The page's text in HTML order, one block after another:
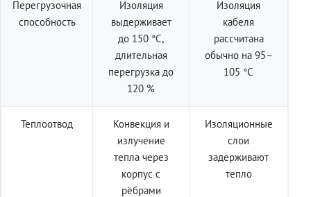
Перегрузочная
способность
Изоляция
выдерживает
до 150 °C,
длительная
перегрузка до
120 %
Изоляция
кабеля
рассчитана
обычно на 95–
105 °C
Теплоотвод
Конвекция и
излучение
тепла через
корпус с
рёбрами
Изоляционные
слои
задерживают
тепло